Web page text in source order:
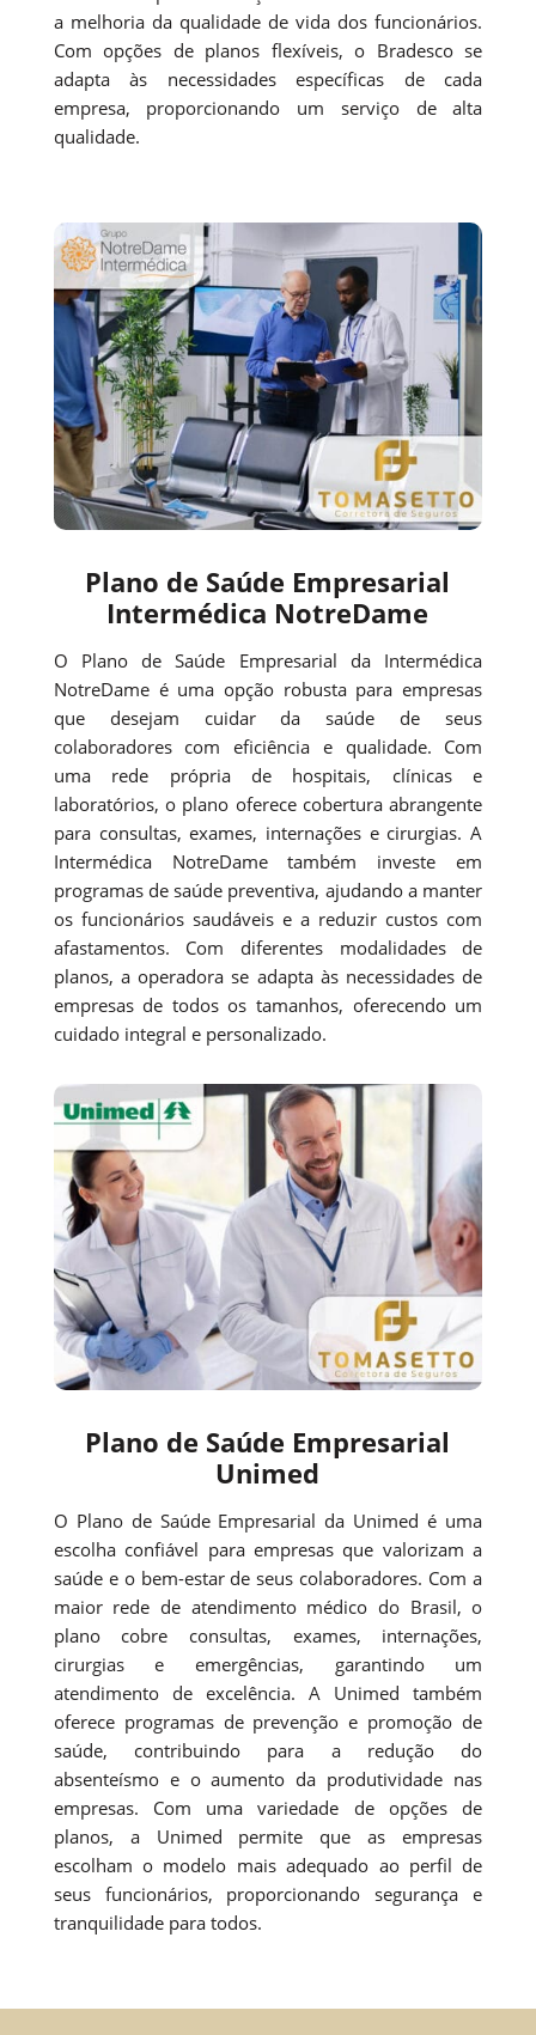
a melhoria da qualidade de vida dos funcionários.
Com opções de planos flexíveis, o Bradesco se
adapta às necessidades específicas de cada
empresa, proporcionando um serviço de alta
qualidade.
Plano de Saúde Empresarial
Intermédica NotreDame
O Plano de Saúde Empresarial da Intermédica
NotreDame é uma opção robusta para empresas
que desejam cuidar da saúde de seus
colaboradores com eficiência e qualidade. Com
uma rede própria de hospitais, clínicas e
laboratórios, o plano oferece cobertura abrangente
para consultas, exames, internações e cirurgias. A
Intermédica NotreDame também investe em
programas de saúde preventiva, ajudando a manter
os funcionários saudáveis e a reduzir custos com
afastamentos. Com diferentes modalidades de
planos, a operadora se adapta às necessidades de
empresas de todos os tamanhos, oferecendo um
cuidado integral e personalizado.
Plano de Saúde Empresarial
Unimed
O Plano de Saúde Empresarial da Unimed é uma
escolha confiável para empresas que valorizam a
saúde e o bem-estar de seus colaboradores. Com a
maior rede de atendimento médico do Brasil, o
plano cobre consultas, exames, internações,
cirurgias e emergências, garantindo um
atendimento de excelência. A Unimed também
oferece programas de prevenção e promoção de
saúde, contribuindo para a redução do
absenteísmo e o aumento da produtividade nas
empresas. Com uma variedade de opções de
planos, a Unimed permite que as empresas
escolham o modelo mais adequado ao perfil de
seus funcionários, proporcionando segurança e
tranquilidade para todos.